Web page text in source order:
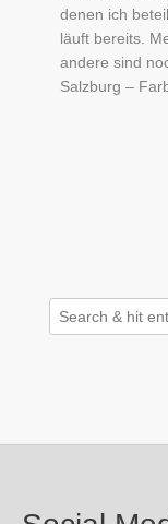
denen ich
läuft bereits.
andere sind
Salzburg –